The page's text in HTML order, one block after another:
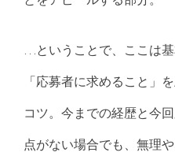
…ということで、ここは
「応募者に求めること」
コツ。今までの経歴と今
点がない場合でも、無理